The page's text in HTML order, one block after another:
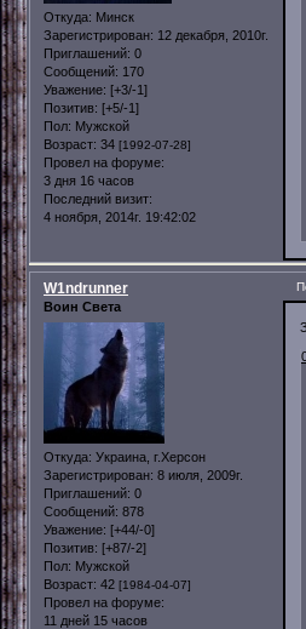
Откуда: Минск
Зарегистрирован: 12 декабря, 2010г.
Приглашений: 0
Сообщений: 170
Уважение: [+3/-1]
Позитив: [+5/-1]
Пол: Мужской
Возраст: 34 [1992-07-28]
Провел на форуме:
3 дня 16 часов
Последний визит:
4 ноября, 2014г. 19:42:02
W1ndrunner
Воин Света
Откуда: Украина, г.Херсон
Зарегистрирован: 8 июля, 2009г.
Приглашений: 0
Сообщений: 878
Уважение: [+44/-0]
Позитив: [+87/-2]
Пол: Мужской
Возраст: 42 [1984-04-07]
Провел на форуме:
11 дней 15 часов